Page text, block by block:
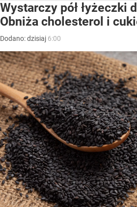
Wystarczy pół łyżeczki
Obniża cholesterol i
Dodano:dzisiaj 6:00